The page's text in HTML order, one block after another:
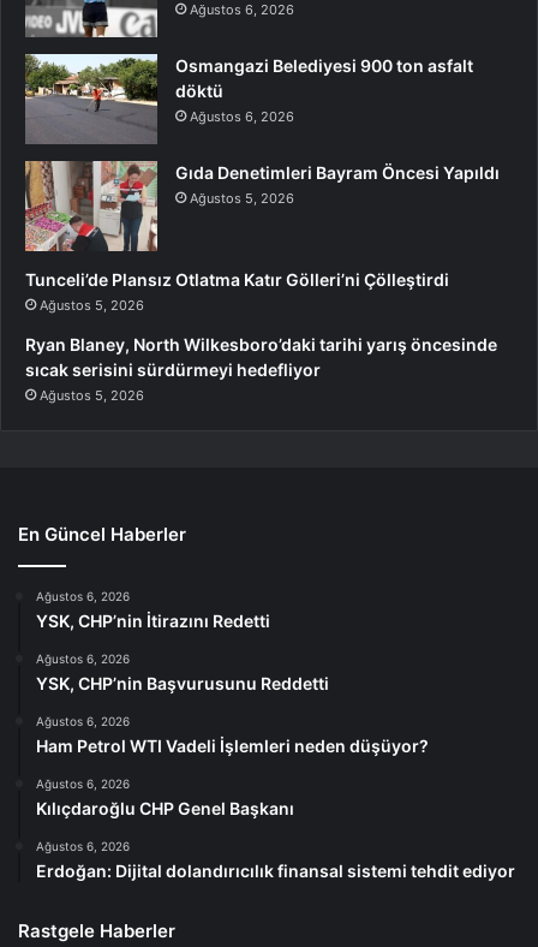
Ağustos 6, 2026
Osmangazi Belediyesi 900 ton asfalt
döktü
Ağustos 6, 2026
Gıda Denetimleri Bayram Öncesi Yapıldı
Ağustos 5, 2026
Tunceli’de Plansız Otlatma Katır Gölleri’ni Çölleştirdi
Ağustos 5, 2026
Ryan Blaney, North Wilkesboro’daki tarihi yarış öncesinde
sıcak serisini sürdürmeyi hedefliyor
Ağustos 5, 2026
En Güncel Haberler
Ağustos 6, 2026
YSK, CHP’nin İtirazını Redetti
Ağustos 6, 2026
YSK, CHP’nin Başvurusunu Reddetti
Ağustos 6, 2026
Ham Petrol WTI Vadeli İşlemleri neden düşüyor?
Ağustos 6, 2026
Kılıçdaroğlu CHP Genel Başkanı
Ağustos 6, 2026
Erdoğan: Dijital dolandırıcılık finansal sistemi tehdit ediyor
Rastgele Haberler